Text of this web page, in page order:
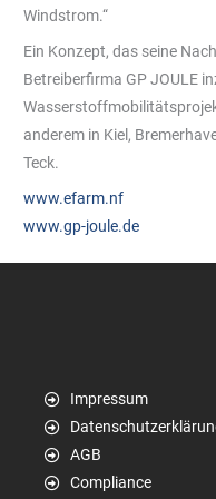
Windstrom.“
Ein Konzept, das seine
Betreiberfirma GP JOULE
anderem in Kiel,
Teck.
www.efarm.nf
www.gp-joule.de
Impressum
AGB
Compliance